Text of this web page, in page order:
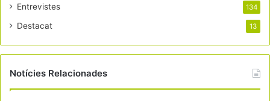
Entrevistes 134
Destacat 13
Notícies Relacionades